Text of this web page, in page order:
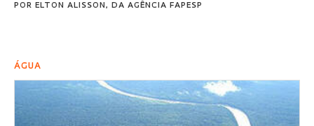
POR ELTON ALISSON, DA AGÊNCIA FAPESP
ÁGUA